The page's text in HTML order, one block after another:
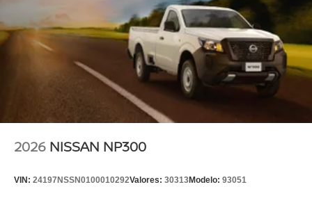
2026 NISSAN NP300
VIN: 24197NSSN0100010292Valores: 30313Modelo: 93051